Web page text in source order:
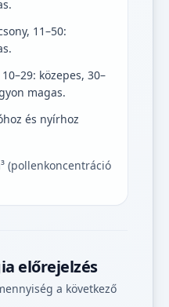
11–50:
közepes, 30–
magas.
és nyírhoz
(pollenkoncentráció
előrejelzés
a következő